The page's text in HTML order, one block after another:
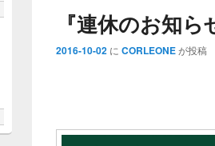
『連休のお知ら
2016-10-02 に CORLEONEが投稿